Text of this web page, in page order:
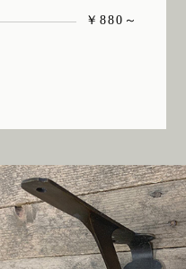
￥880～